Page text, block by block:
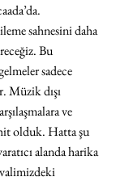
sahnesini daha
Bu
sadece
Müzik dışı
ve
olduk. Hatta şu
alanda harika